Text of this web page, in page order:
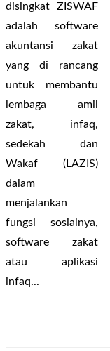
disingkat ZISWAF
adalah software
akuntansi zakat
yang di rancang
untuk membantu
lembaga amil
zakat, infaq,
sedekah dan
Wakaf (LAZIS)
dalam
menjalankan
fungsi sosialnya,
software zakat
atau aplikasi
infaq...